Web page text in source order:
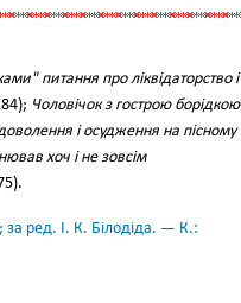
питання про ліквідаторство і
Чоловічок з гострою борідкою
і осудження на пісному
хоч і не зовсім
за ред. І. К. Білодіда. — К.: